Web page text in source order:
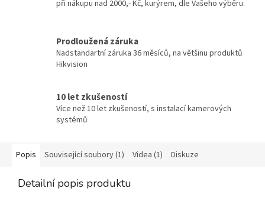
při nákupu nad 2000,- Kč, kurýrem, dle Vašeho výběru.
Prodloužená záruka
Nadstandartní záruka 36 měsíců, na většinu produktů
Hikvision
10 let zkušeností
Více než 10 let zkušeností, s instalací kamerových
systémů
Popis Související soubory (1) Videa (1) Diskuze
Detailní popis produktu